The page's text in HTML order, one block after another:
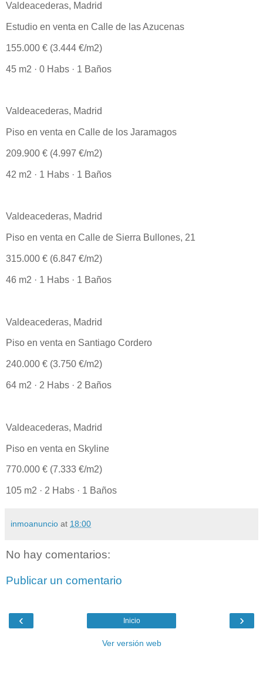
Valdeacederas, Madrid
Estudio en venta en Calle de las Azucenas
155.000 € (3.444 €/m2)
45 m2 · 0 Habs · 1 Baños
Valdeacederas, Madrid
Piso en venta en Calle de los Jaramagos
209.900 € (4.997 €/m2)
42 m2 · 1 Habs · 1 Baños
Valdeacederas, Madrid
Piso en venta en Calle de Sierra Bullones, 21
315.000 € (6.847 €/m2)
46 m2 · 1 Habs · 1 Baños
Valdeacederas, Madrid
Piso en venta en Santiago Cordero
240.000 € (3.750 €/m2)
64 m2 · 2 Habs · 2 Baños
Valdeacederas, Madrid
Piso en venta en Skyline
770.000 € (7.333 €/m2)
105 m2 · 2 Habs · 1 Baños
inmoanuncio at 18:00
No hay comentarios:
Publicar un comentario
‹ ›
Inicio
Ver versión web